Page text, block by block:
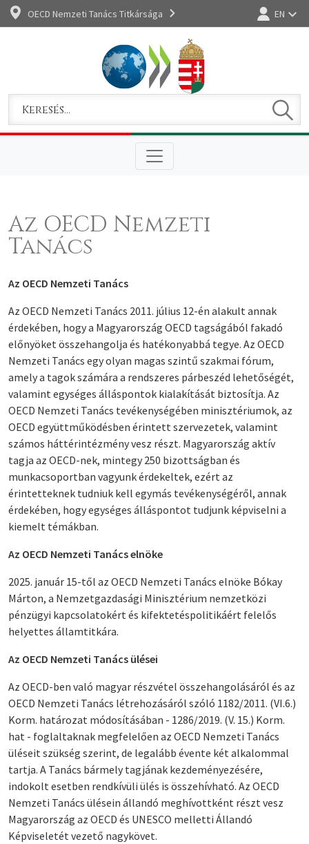
OECD Nemzeti Tanács Titkársága EN
Az OECD Nemzeti
Tanács
Az OECD Nemzeti Tanács
Az OECD Nemzeti Tanács 2011. július 12-én alakult annak
érdekében, hogy a Magyarország OECD tagságából fakadó
előnyöket összehangolja és hatékonyabbá tegye. Az OECD
Nemzeti Tanács egy olyan magas szintű szakmai fórum,
amely a tagok számára a rendszeres párbeszéd lehetőségét,
valamint egységes álláspontok kialakítását biztosítja. Az
OECD Nemzeti Tanács tevékenységében minisztériumok, az
OECD együttműködésben érintett szervezetek, valamint
számos háttérintézmény vesz részt. Magyarország aktív
tagja az OECD-nek, mintegy 250 bizottságban és
munkacsoportban vagyunk érdekeltek, ezért az
érintetteknek tudniuk kell egymás tevékenységéről, annak
érdekében, hogy egységes álláspontot tudjunk képviselni a
kiemelt témákban.
Az OECD Nemzeti Tanács elnöke
2025. január 15-től az OECD Nemzeti Tanács elnöke Bókay
Márton, a Nemzetgazdasági Minisztérium nemzetközi
pénzügyi kapcsolatokért és kifektetéspolitikáért felelős
helyettes államtitkára.
Az OECD Nemzeti Tanács ülései
Az OECD-ben való magyar részvétel összehangolásáról és az
OECD Nemzeti Tanács létrehozásáról szóló 1182/2011. (VI.6.)
Korm. határozat módosításában - 1286/2019. (V. 15.) Korm.
hat - foglaltaknak megfelelően az OECD Nemzeti Tanács
üléseit szükség szerint, de legalább évente két alkalommal
tartja. A Tanács bármely tagjának kezdeményezésére,
indokolt esetben rendkívüli ülés is összehívható. Az OECD
Nemzeti Tanács ülésein állandó meghívottként részt vesz
Magyarország az OECD és UNESCO melletti Állandó
Képviseletét vezető nagykövet.